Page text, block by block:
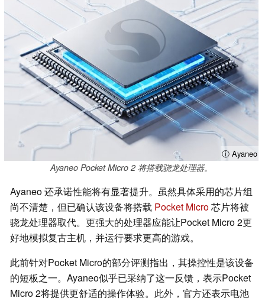
ⓘ Ayaneo
Ayaneo Pocket Micro 2 将搭载骁龙处理器。
Ayaneo 还承诺性能将有显著提升。虽然具体采用的芯片组
尚不清楚，但已确认该设备将搭载 Pocket Micro芯片将被
骁龙处理器取代。更强大的处理器应能让Pocket Micro 2更
好地模拟复古主机，并运行要求更高的游戏。
此前针对Pocket Micro的部分评测指出，其操控性是该设备
的短板之一。Ayaneo似乎已采纳了这一反馈，表示Pocket
Micro 2将提供更舒适的操作体验。此外，官方还表示电池